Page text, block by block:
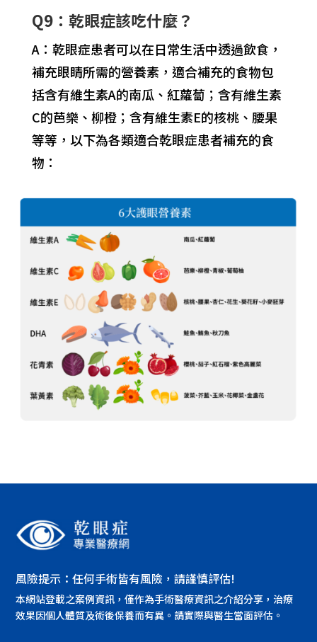
Q9：乾眼症該吃什麼？
A：乾眼症患者可以在日常生活中透過飲食，
補充眼睛所需的營養素，適合補充的食物包
括含有維生素A的南瓜、紅蘿蔔；含有維生素
C的芭樂、柳橙；含有維生素E的核桃、腰果
等等，以下為各類適合乾眼症患者補充的食
物：
風險提示：任何手術皆有風險，請謹慎評估!
本網站登載之案例資訊，僅作為手術醫療資訊之介紹分享，治療
效果因個人體質及術後保養而有異。請實際與醫生當面評估。